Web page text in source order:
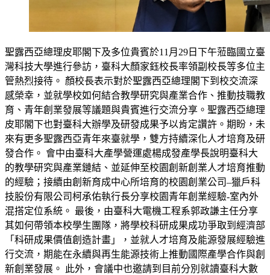
聖露西亞總理皮耶閣下及多位貴賓於11月29日下午蒞臨國立臺
灣科技大學進行參訪，臺科大顏家鈺校長率領副校長等多位主
管熱烈接待。 顏校長表示對於聖露西亞總理閣下到校交流深
感榮幸，並就學校如何結合教學研究與產業合作、推動技職教
育、青年創業發展等議題與貴賓進行交流分享。聖露西亞總理
皮耶閣下也對臺科大辦學及研發成果予以肯定讚許。期盼，未
來有更多聖露西亞青年來臺就學，雙方持續深化人才培育及研
發合作。 會中由臺科大產學營運處楊成發產學長說明臺科大
的教學研究與產業鏈結、並延伸至校園創新創業人才培育推動
的經驗；接續由創新育成中心所培育的校園創業公司–獵戶科
技股份有限公司柯承佑執行長分享校園青年創業經驗-室內外
混搭定位系統。 最後，由臺科大電機工程系郭政謙主任分享
其如何帶領本校學生團隊，將學校科研成果成功爭取到經濟部
「科研成果價值創造計畫」，並就人才培育及能源發展經驗進
行交流，期能在永續與再生能源技術上推動國際產學合作與創
新創業發展。 此外，會議中也邀請到目前分別就讀臺科大數